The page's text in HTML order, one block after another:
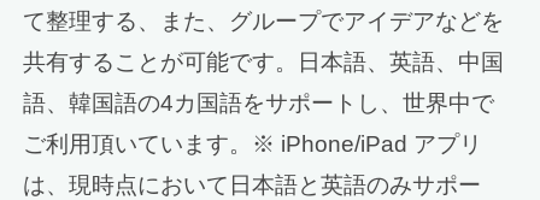
て整理する、また、グループでアイデアなどを
共有することが可能です。日本語、英語、中国
語、韓国語の4カ国語をサポートし、世界中で
ご利用頂いています。※ iPhone/iPad アプリ
は、現時点において日本語と英語のみサポー